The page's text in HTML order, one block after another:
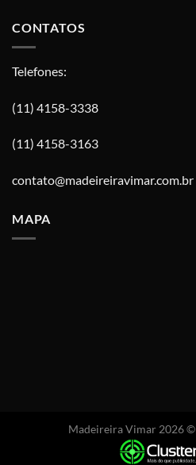
CONTATOS
Telefones:
(11) 4158-3338
(11) 4158-3163
contato@madeireiravimar.com.br
MAPA
Madeireira Vimar 2026 ©